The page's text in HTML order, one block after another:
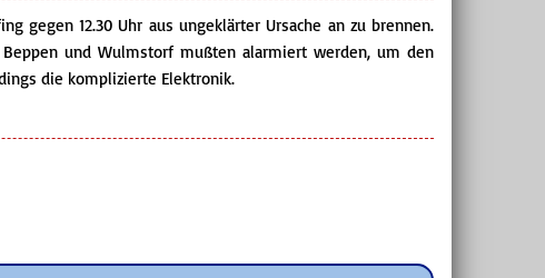
gegen 12.30 Uhr aus ungeklärter Ursache an zu brennen.
und Wulmstorf mußten alarmiert werden, um den
die komplizierte Elektronik.